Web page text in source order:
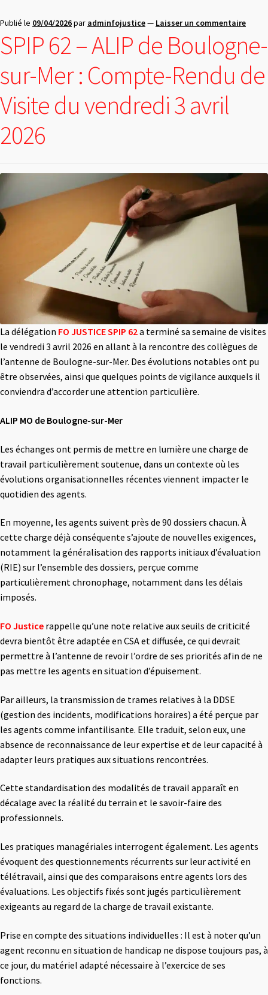
Publié le 09/04/2026par adminfojustice— Laisser un commentaire
SPIP 62 – ALIP de Boulogne-
sur-Mer : Compte-Rendu de
Visite du vendredi 3 avril
2026
La délégation FO JUSTICE SPIP 62a terminé sa semaine de visites
le vendredi 3 avril 2026 en allant à la rencontre des collègues de
l’antenne de Boulogne-sur-Mer. Des évolutions notables ont pu
être observées, ainsi que quelques points de vigilance auxquels il
conviendra d’accorder une attention particulière.
ALIP MO de Boulogne-sur-Mer
Les échanges ont permis de mettre en lumière une charge de
travail particulièrement soutenue, dans un contexte où les
évolutions organisationnelles récentes viennent impacter le
quotidien des agents.
En moyenne, les agents suivent près de 90 dossiers chacun. À
cette charge déjà conséquente s’ajoute de nouvelles exigences,
notamment la généralisation des rapports initiaux d’évaluation
(RIE) sur l’ensemble des dossiers, perçue comme
particulièrement chronophage, notamment dans les délais
imposés.
FO Justice rappelle qu’une note relative aux seuils de criticité
devra bientôt être adaptée en CSA et diffusée, ce qui devrait
permettre à l’antenne de revoir l’ordre de ses priorités afin de ne
pas mettre les agents en situation d’épuisement.
Par ailleurs, la transmission de trames relatives à la DDSE
(gestion des incidents, modifications horaires) a été perçue par
les agents comme infantilisante. Elle traduit, selon eux, une
absence de reconnaissance de leur expertise et de leur capacité à
adapter leurs pratiques aux situations rencontrées.
Cette standardisation des modalités de travail apparaît en
décalage avec la réalité du terrain et le savoir-faire des
professionnels.
Les pratiques managériales interrogent également. Les agents
évoquent des questionnements récurrents sur leur activité en
télétravail, ainsi que des comparaisons entre agents lors des
évaluations. Les objectifs fixés sont jugés particulièrement
exigeants au regard de la charge de travail existante.
Prise en compte des situations individuelles : Il est à noter qu’un
agent reconnu en situation de handicap ne dispose toujours pas, à
ce jour, du matériel adapté nécessaire à l’exercice de ses
fonctions.